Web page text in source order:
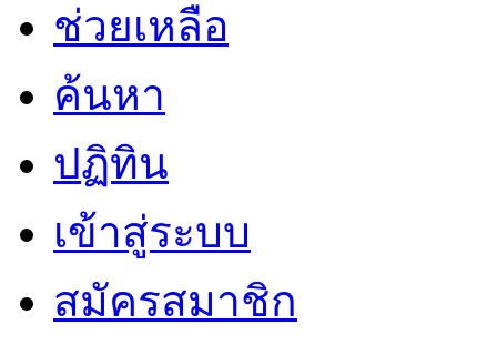
ช่วยเหลือ
ค้นหา
ปฏิทิน
เข้าสู่ระบบ
สมัครสมาชิก